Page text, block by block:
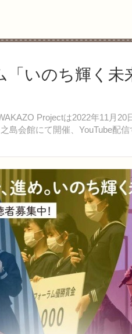
「いのち輝く未
Projectは2022年11月20
島会館にて開催、YouTube配